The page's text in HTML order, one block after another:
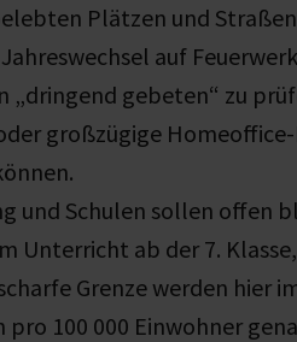
Plätzen und
auf
„dringend gebeten“ zu
großzügige
und Schulen sollen offen
Unterricht ab der 7.
Grenze werden hier
100 000 Einwohner